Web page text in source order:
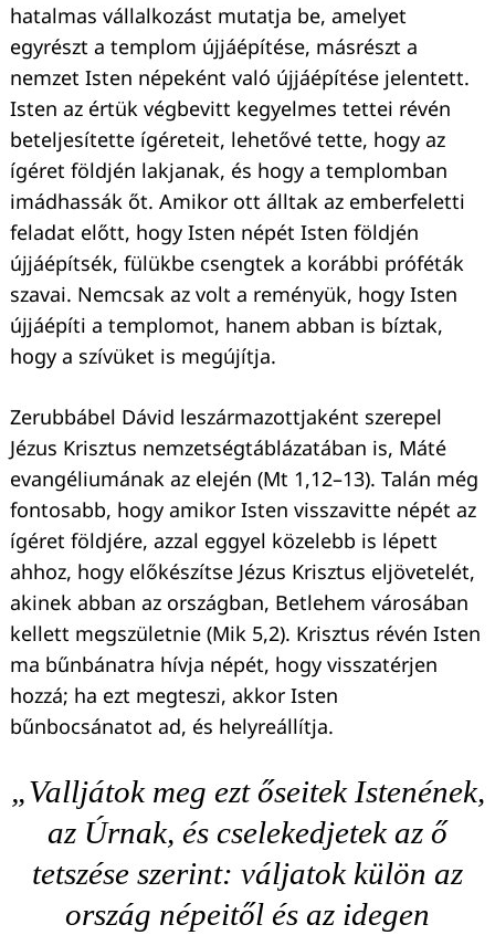
hatalmas vállalkozást mutatja be, amelyet
egyrészt a templom újjáépítése, másrészt a
nemzet Isten népeként való újjáépítése jelentett.
Isten az értük végbevitt kegyelmes tettei révén
beteljesítette ígéreteit, lehetővé tette, hogy az
ígéret földjén lakjanak, és hogy a templomban
imádhassák őt. Amikor ott álltak az emberfeletti
feladat előtt, hogy Isten népét Isten földjén
újjáépítsék, fülükbe csengtek a korábbi próféták
szavai. Nemcsak az volt a reményük, hogy Isten
újjáépíti a templomot, hanem abban is bíztak,
hogy a szívüket is megújítja.
Zerubbábel Dávid leszármazottjaként szerepel
Jézus Krisztus nemzetségtáblázatában is, Máté
evangéliumának az elején (Mt 1,12–13). Talán még
fontosabb, hogy amikor Isten visszavitte népét az
ígéret földjére, azzal eggyel közelebb is lépett
ahhoz, hogy előkészítse Jézus Krisztus eljövetelét,
akinek abban az országban, Betlehem városában
kellett megszületnie (Mik 5,2). Krisztus révén Isten
ma bűnbánatra hívja népét, hogy visszatérjen
hozzá; ha ezt megteszi, akkor Isten
bűnbocsánatot ad, és helyreállítja.
„Valljátok meg ezt őseitek Istenének,
az Úrnak, és cselekedjetek az ő
tetszése szerint: váljatok külön az
ország népeitől és az idegen